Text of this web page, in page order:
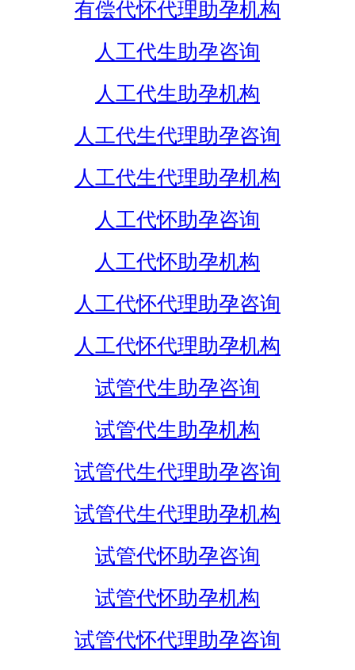
有偿代怀代理助孕机构
人工代生助孕咨询
人工代生助孕机构
人工代生代理助孕咨询
人工代生代理助孕机构
人工代怀助孕咨询
人工代怀助孕机构
人工代怀代理助孕咨询
人工代怀代理助孕机构
试管代生助孕咨询
试管代生助孕机构
试管代生代理助孕咨询
试管代生代理助孕机构
试管代怀助孕咨询
试管代怀助孕机构
试管代怀代理助孕咨询